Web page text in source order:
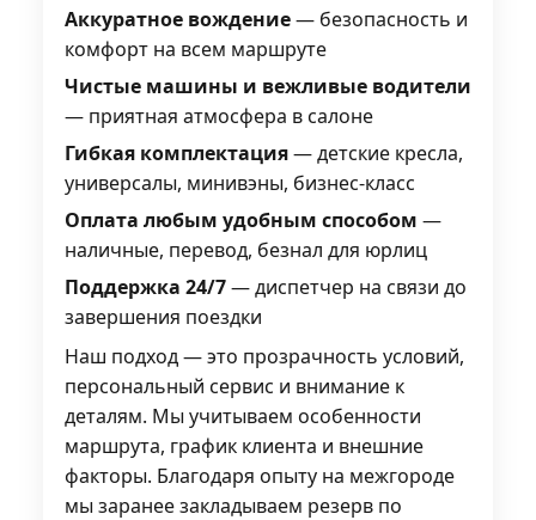
Аккуратное вождение— безопасность и
комфорт на всем маршруте
Чистые машины и вежливые водители
— приятная атмосфера в салоне
Гибкая комплектация— детские кресла,
универсалы, минивэны, бизнес-класс
Оплата любым удобным способом —
наличные, перевод, безнал для юрлиц
Поддержка 24/7— диспетчер на связи до
завершения поездки
Наш подход — это прозрачность условий,
персональный сервис и внимание к
деталям. Мы учитываем особенности
маршрута, график клиента и внешние
факторы. Благодаря опыту на межгороде
мы заранее закладываем резерв по